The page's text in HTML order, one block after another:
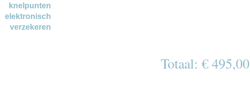
knelpunten
elektronisch
verzekeren
Totaal: € 495,00